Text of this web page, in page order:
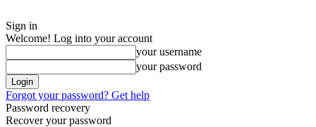
Sign in
Welcome! Log into your account
your username
your password
Forgot your password? Get help
Password recovery
Recover your password